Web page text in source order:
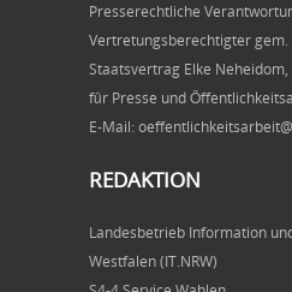
Presserechtliche
Vertretungsberechtigter
Staatsvertrag Elke
für Presse und
E-Mail:
REDAKTION
Landesbetrieb Information
Westfalen (IT.NRW)